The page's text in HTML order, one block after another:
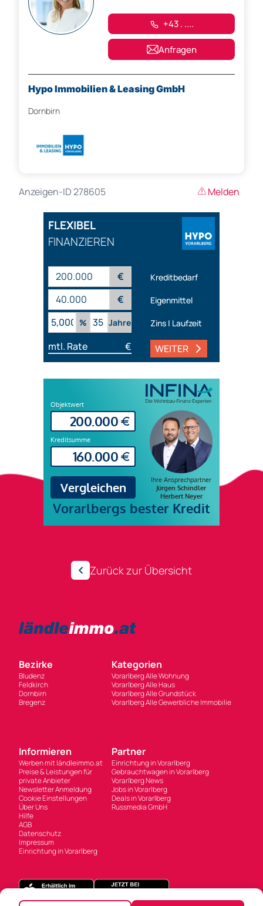
+43 . ....
Anfragen
Hypo Immobilien & Leasing GmbH
Dornbirn
Anzeigen-ID 278605 Melden
FLEXIBEL
FINANZIEREN
€ Kreditbedarf
€
Eigenmittel
%
Jahre Zins | Laufzeit
mtl. Rate € WEITER
Zurück zur Übersicht
Bezirke
Bludenz
Feldkirch
Dornbirn
Bregenz
Kategorien
Vorarlberg Alle Wohnung
Vorarlberg Alle Haus
Vorarlberg Alle Grundstück
Vorarlberg Alle Gewerbliche Immobilie
Informieren
Werben mit ländleimmo.at
Preise & Leistungen für
private Anbieter
Newsletter Anmeldung
Cookie Einstellungen
Über Uns
Hilfe
AGB
Datenschutz
Impressum
Einrichtung in Vorarlberg
Partner
Einrichtung in Vorarlberg
Gebrauchtwagen in Vorarlberg
Vorarlberg News
Jobs in Vorarlberg
Deals in Vorarlberg
Russmedia GmbH